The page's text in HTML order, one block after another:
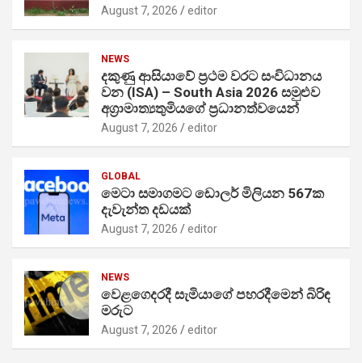
August 7, 2026 editor
NEWS
දකුණු ආසියාවේ ප්‍රථම වරට සංවිධානය
වන (ISA) – South Asia 2026 සමුළුව
අග්‍රාමාත්‍යතුමියගේ ප්‍රධානත්වයෙන්
August 7, 2026 editor
GLOBAL
මෙටා සමාගමට ඩොලර් මිලියන 567ක
දැවැන්ත දඩයක්
August 7, 2026 editor
NEWS
වෙළගෙදරදී සැමියාගේ පහරදීමෙන් බිරිඳ
මරුට
August 7, 2026 editor